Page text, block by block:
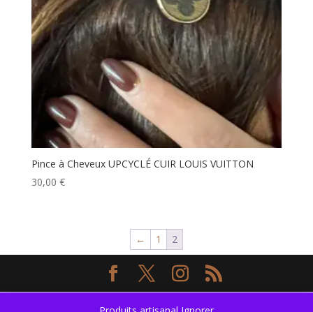
Pince à Cheveux UPCYCLÉ CUIR LOUIS VUITTON
30,00 €
← 1 2